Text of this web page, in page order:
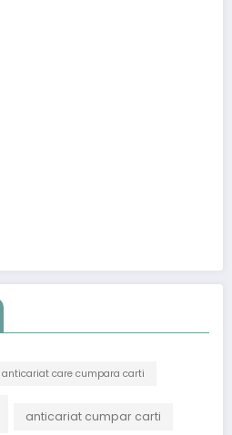
anticariat care cumpara carti
anticariat cumpar carti